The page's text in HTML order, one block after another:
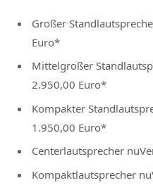
Großer
Euro*
Mittelgroßer
2.950,00 Euro*
Kompakter
1.950,00 Euro*
Centerlautsprecher
Kompaktlautsprecher